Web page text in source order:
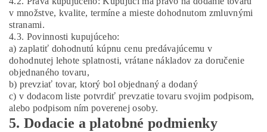
v množstve, kvalite, termíne a mieste dohodnutom zmluvnými
stranami.
4.3. Povinnosti kupujúceho:
a) zaplatiť dohodnutú kúpnu cenu predávajúcemu v
dohodnutej lehote splatnosti, vrátane nákladov za doručenie
objednaného tovaru,
b) prevziať tovar, ktorý bol objednaný a dodaný
c) v dodacom liste potvrdiť prevzatie tovaru svojim podpisom,
alebo podpisom ním poverenej osoby.
5. Dodacie a platobné podmienky